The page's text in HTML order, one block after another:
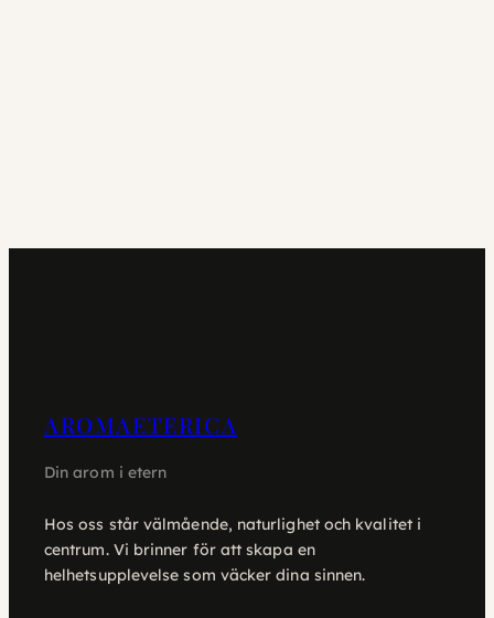
AROMAETERICA
Din arom i etern
Hos oss står välmående, naturlighet och kvalitet i
centrum. Vi brinner för att skapa en
helhetsupplevelse som väcker dina sinnen.